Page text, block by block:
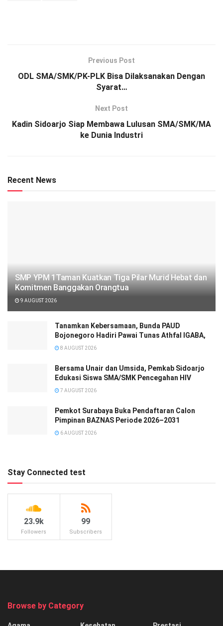
Previous Post
ODL SMA/SMK/PK-PLK Bisa Dilaksanakan Dengan
Syarat…
Next Post
Kadin Sidoarjo Siap Membawa Lulusan SMA/SMK/MA
ke Dunia Industri
Recent News
SMP YPM 1Taman Kuatkan Tiga Pilar Murid Hebat dan
Komitmen Banggakan Orangtua
9 AUGUST 2026
Tanamkan Kebersamaan, Bunda PAUD
Bojonegoro Hadiri Pawai Tunas Athfal IGABA,
8 AUGUST 2026
Bersama Unair dan Umsida, Pemkab Sidoarjo
Edukasi Siswa SMA/SMK Pencegahan HIV
7 AUGUST 2026
Pemkot Surabaya Buka Pendaftaran Calon
Pimpinan BAZNAS Periode 2026–2031
6 AUGUST 2026
Stay Connected test
23.9k
Followers
99
Subscribers
Browse by Category